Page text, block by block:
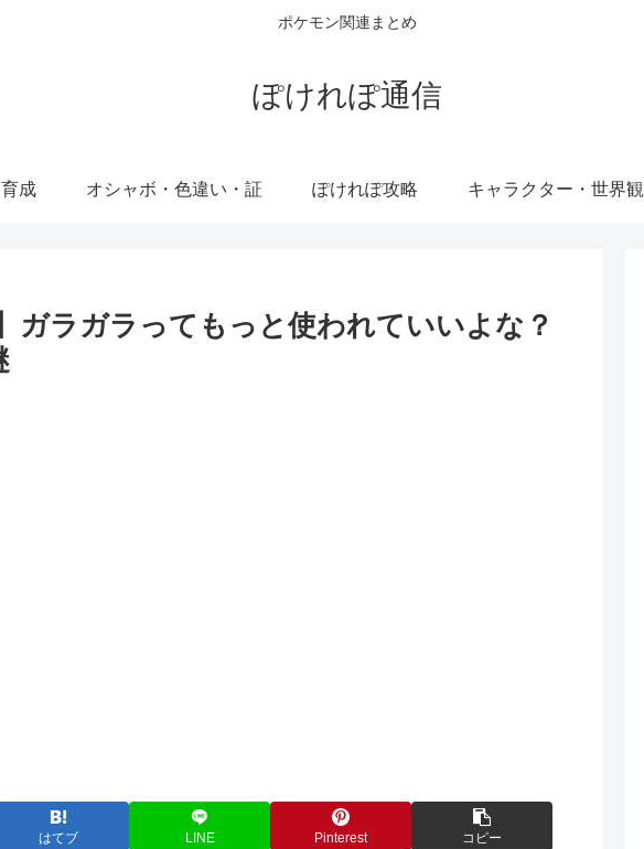
ポケモン関連まとめ
ぽけれぽ通信
成 オシャボ・色違い・証 ぽけれぽ攻略 キャラクター・世界観
ガラガラってもっと使われていいよな？
はてブ LINE Pinterest コピー